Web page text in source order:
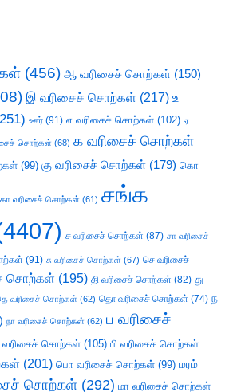
(456) ஆ வரிசைச் சொற்கள் (150)
இ வரிசைச் சொற்கள் (217) உ
ஊர் (91) எ வரிசைச் சொற்கள் (102) ஏ
சொற்கள் (68) க வரிசைச் சொற்கள்
(99) கு வரிசைச் சொற்கள் (179) கொ
வரிசைச் சொற்கள் (61) சங்க
ச வரிசைச் சொற்கள் (87) சா வரிசைச்
(91) சு வரிசைச் சொற்கள் (67) செ வரிசைச்
சொற்கள் (195) தி வரிசைச் சொற்கள் (82) து
வரிசைச் சொற்கள் (62) தொ வரிசைச் சொற்கள் (74) ந
நா வரிசைச் சொற்கள் (62) ப வரிசைச்
வரிசைச் சொற்கள் (105) பி வரிசைச் சொற்கள்
(201) பொ வரிசைச் சொற்கள் (99) மரம்
சொற்கள் (292) மா வரிசைச் சொற்கள்